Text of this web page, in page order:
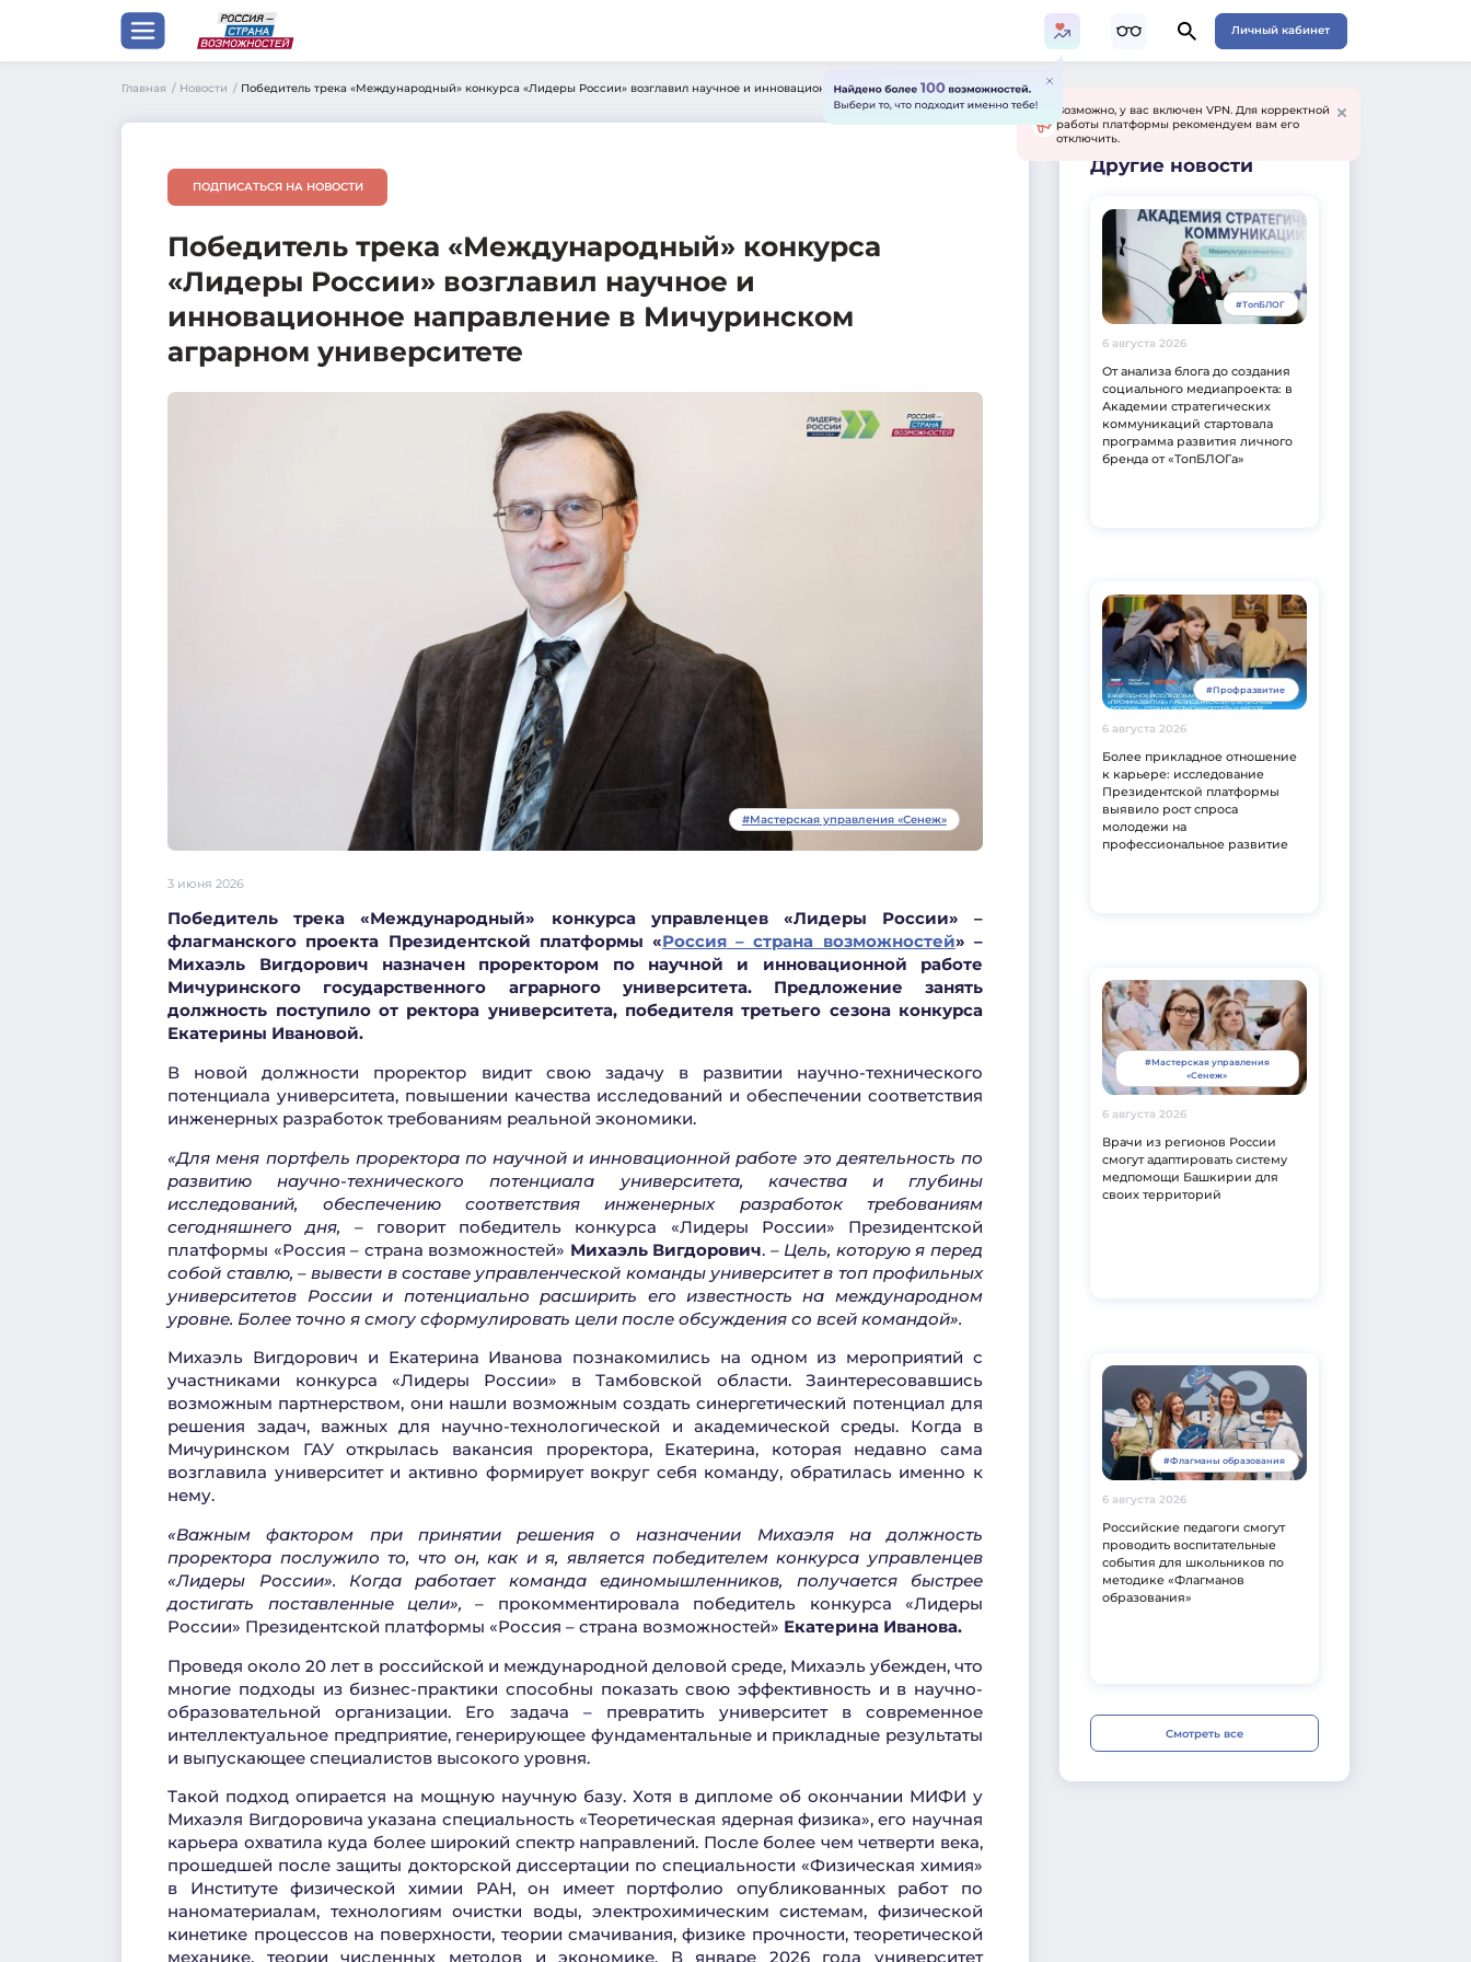
Личный кабинет
Главная / Новости / Победитель трека «Международный» конкурса «Лидеры России» возглавил научное и инновационное направле...
ПОДПИСАТЬСЯ НА НОВОСТИ
Победитель трека «Международный» конкурса
«Лидеры России» возглавил научное и
инновационное направление в Мичуринском
аграрном университете
#Мастерская управления «Сенеж»
3 июня 2026
Победитель трека «Международный» конкурса управленцев «Лидеры России» –
флагманского проекта Президентской платформы «Россия – страна возможностей» –
Михаэль Вигдорович назначен проректором по научной и инновационной работе
Мичуринского государственного аграрного университета.
Предложение занять
должность поступило от ректора университета, победителятретьего сезона конкурса
Екатерины Ивановой.
В новой должности проректор видит свою задачу в развитии научно-технического
потенциала университета, повышении качества исследований и обеспечении соответствия
инженерных разработок требованиям реальной экономики.
«Для меня портфель проректора по научной и инновационной работе это деятельность по
развитию научно-технического потенциала университета, качества и глубины
исследований, обеспечению соответствия инженерных разработок требованиям
сегодняшнего дня, – говорит победитель конкурса «Лидеры России» Президентской
платформы «Россия – страна возможностей» МихаэльВигдорович. – Цель, которую я перед
собой ставлю, – вывести в составе управленческой команды университет в топ профильных
университетов России и потенциально расширить его известность на международном
уровне. Более точно я смогу сформулировать цели после обсуждения со всей командой».
Михаэль Вигдорович и Екатерина Иванова познакомились на одном из мероприятий с
участниками конкурса «Лидеры России» в Тамбовской области. Заинтересовавшись
возможным партнерством, они нашли возможным создать синергетический потенциал для
решения задач, важных для научно-технологической и академической среды. Когда в
Мичуринском ГАУ открылась вакансия проректора, Екатерина, которая недавно сама
возглавила университет и активно формирует вокруг себя команду, обратилась именно к
нему.
«Важным фактором при принятии решения о назначении Михаэля на должность
проректора послужило то, что он, как и я, является победителем конкурса управленцев
«Лидеры России».
Когда работает команда единомышленников, получается быстрее
достигать поставленные цели», – прокомментировала победитель конкурса «Лидеры
России» Президентской платформы «Россия – страна возможностей» Екатерина Иванова.
Проведя около 20 лет в российской и международной деловой среде, Михаэль убежден, что
многие подходы из бизнес-практики способны показать свою эффективность и в научно-
образовательной организации. Его задача – превратить университет в современное
интеллектуальное предприятие, генерирующее фундаментальные и прикладные результаты
и выпускающее специалистов высокого уровня.
Такой подход опирается на мощную научную базу. Хотя в дипломе об окончании МИФИ у
Михаэля Вигдоровича указана специальность «Теоретическая ядерная физика», его научная
карьера охватила куда более широкий спектр направлений. После более чем четверти века,
прошедшей после защиты докторской диссертации по специальности «Физическая химия»
в Институте физической химии РАН, он имеет портфолио опубликованных работ по
наноматериалам, технологиям очистки воды, электрохимическим системам, физической
кинетике процессов на поверхности, теории смачивания, физике прочности, теоретической
механике, теории численных методов и экономике. В январе 2026 года университет
Другие новости
#ТопБЛОГ
6 августа 2026
От анализа блога до создания
социального медиапроекта: в
Академии стратегических
коммуникаций стартовала
программа развития личного
бренда от «ТопБЛОГа»
#Профразвитие
6 августа 2026
Более прикладное отношение
к карьере: исследование
Президентской платформы
выявило рост спроса
молодежи на
профессиональное развитие
#Мастерская управления
«Сенеж»
6 августа 2026
Врачи из регионов России
смогут адаптировать систему
медпомощи Башкирии для
своих территорий
#Флагманы образования
6 августа 2026
Российские педагоги смогут
проводить воспитательные
события для школьников по
методике «Флагманов
образования»
Смотреть все
Возможно, у вас включен VPN. Для корректной
работы платформы рекомендуем вам его
отключить.